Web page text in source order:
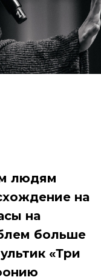
людям
на
на
больше
«Три